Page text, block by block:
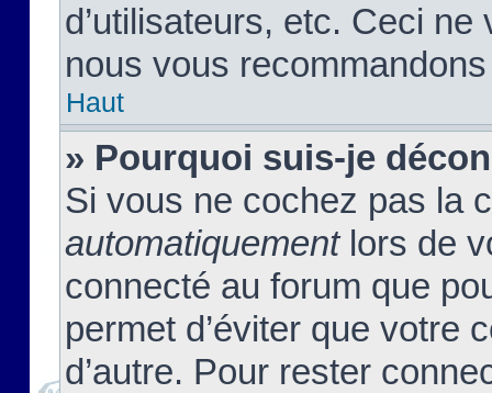
d’utilisateurs, etc. Ceci
nous vous
Haut
» Pourquoi suis-je
Si vous ne cochez pas la
automatiquementlors de
connecté au forum que
permet d’éviter que votre
d’autre. Pour rester